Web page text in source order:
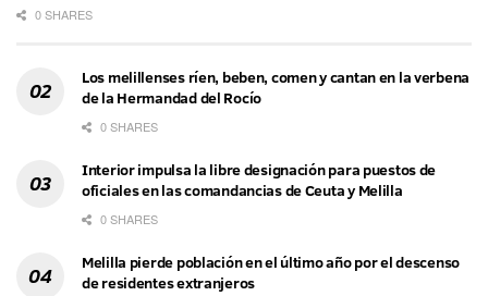
0 SHARES
Los melillenses ríen, beben, comen y cantan en la verbena
de la Hermandad del Rocío
0 SHARES
Interior impulsa la libre designación para puestos de
oficiales en las comandancias de Ceuta y Melilla
0 SHARES
Melilla pierde población en el último año por el descenso
de residentes extranjeros